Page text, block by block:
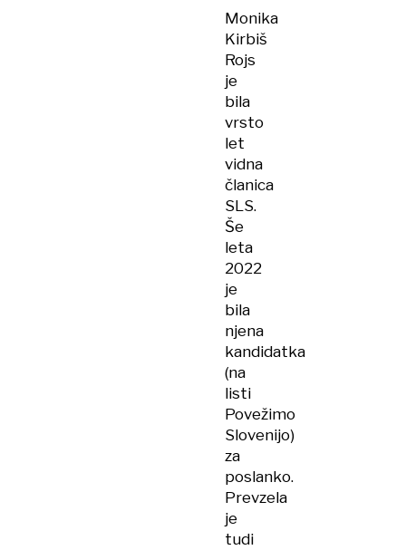
Monika
Kirbiš
Rojs
je
bila
vrsto
let
vidna
članica
SLS.
Še
leta
2022
je
bila
njena
kandidatka
(na
listi
Povežimo
Slovenijo)
za
poslanko.
Prevzela
je
tudi